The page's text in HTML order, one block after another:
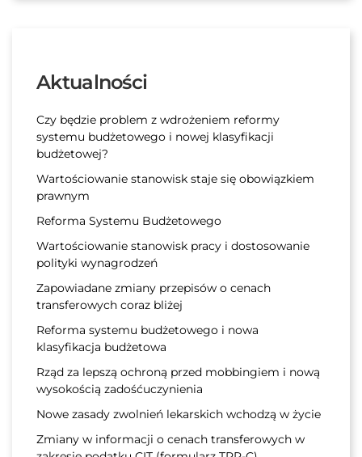
Aktualności
Czy będzie problem z wdrożeniem reformy
systemu budżetowego i nowej klasyfikacji
budżetowej?
Wartościowanie stanowisk staje się obowiązkiem
prawnym
Reforma Systemu Budżetowego
Wartościowanie stanowisk pracy i dostosowanie
polityki wynagrodzeń
Zapowiadane zmiany przepisów o cenach
transferowych coraz bliżej
Reforma systemu budżetowego i nowa
klasyfikacja budżetowa
Rząd za lepszą ochroną przed mobbingiem i nową
wysokością zadośćuczynienia
Nowe zasady zwolnień lekarskich wchodzą w życie
Zmiany w informacji o cenach transferowych w